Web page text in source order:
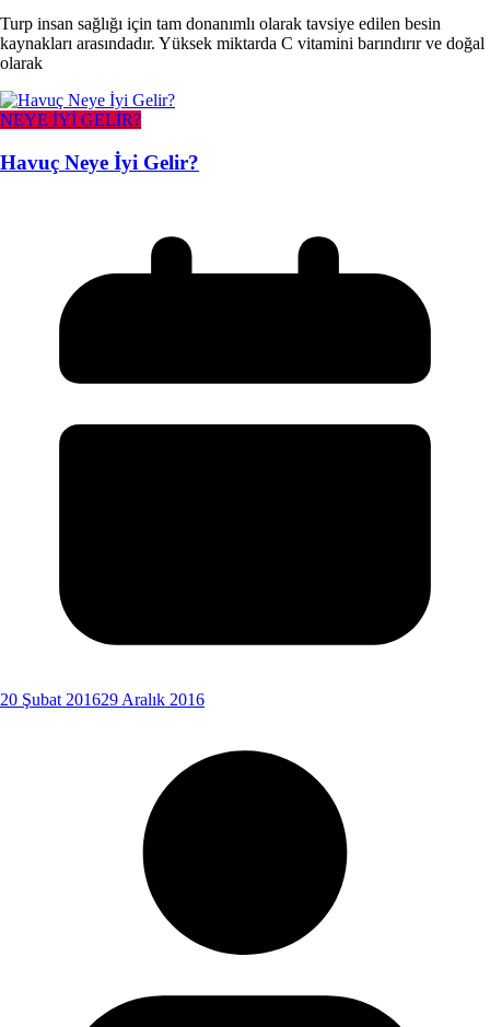
Turp insan sağlığı için tam donanımlı olarak tavsiye edilen besin
kaynakları arasındadır. Yüksek miktarda C vitamini barındırır ve doğal
olarak
NEYE İYİ GELİR?
Havuç Neye İyi Gelir?
20 Şubat 201629 Aralık 2016